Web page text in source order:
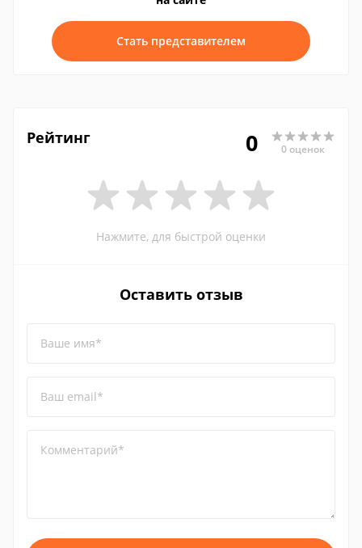
Стать представителем
Рейтинг 0 0 оценок
Нажмите, для быстрой оценки
Оставить отзыв
Ваше имя*
Ваш email*
Комментарий*